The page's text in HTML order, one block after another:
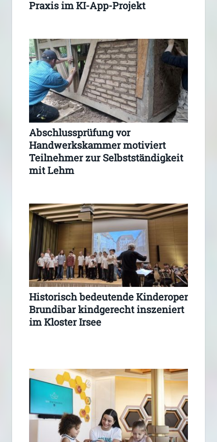
Praxis im KI-App-Projekt
Abschlussprüfung vor
Handwerkskammer motiviert
Teilnehmer zur Selbstständigkeit
mit Lehm
Historisch bedeutende Kinderoper
Brundibar kindgerecht inszeniert
im Kloster Irsee